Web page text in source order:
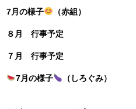
7月の様子 （赤組）
８月 行事予定
７月 行事予定
7月の様子 （しろぐみ）